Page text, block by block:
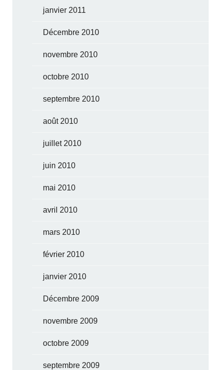
janvier 2011
Décembre 2010
novembre 2010
octobre 2010
septembre 2010
août 2010
juillet 2010
juin 2010
mai 2010
avril 2010
mars 2010
février 2010
janvier 2010
Décembre 2009
novembre 2009
octobre 2009
septembre 2009